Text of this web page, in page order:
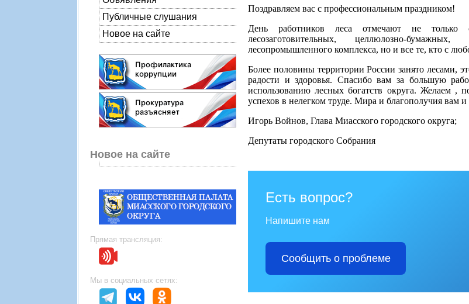
Публичные слушания
Новое на сайте
Новое на сайте
Прямая трансляция:
Мы в социальных сетях:
Поздравляем вас с профессиональным праздником!
День работников леса отмечают не только
лесозаготовительных, целлюлозно-
лесопромышленного комплекса, но и все те, кто с
Более половины территории России занято лесами,
радости и здоровья. Спасибо вам за большую
использованию лесных богатств округа. Желаем ,
успехов в нелегком труде. Мира и благополучия вам
Игорь Войнов, Глава Миасского городского округа;
Депутаты городского Собрания
Есть вопрос?
Напишите нам
Сообщить о проблеме